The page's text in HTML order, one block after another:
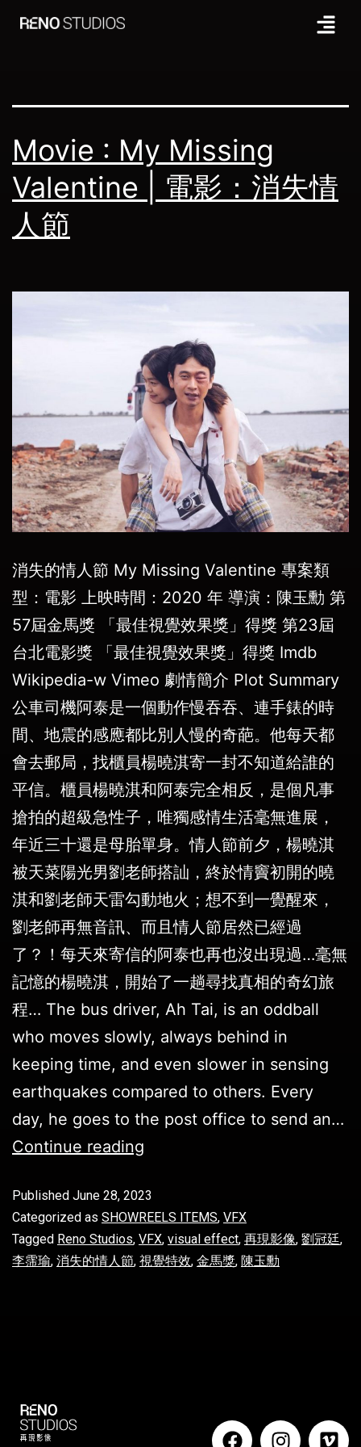
Tag:
Movie : My Missing
Valentine | 電影：消失情
人節
消失的情人節 My Missing Valentine 專案類
型：電影 上映時間：2020 年 導演：陳玉勳 第
57屆金馬獎 「最佳視覺效果獎」得獎 第23屆
台北電影獎 「最佳視覺效果獎」得獎 Imdb
Wikipedia-w Vimeo 劇情簡介 Plot Summary
公車司機阿泰是一個動作慢吞吞、連手錶的時
間、地震的感應都比別人慢的奇葩。他每天都
會去郵局，找櫃員楊曉淇寄一封不知道給誰的
平信。櫃員楊曉淇和阿泰完全相反，是個凡事
搶拍的超級急性子，唯獨感情生活毫無進展，
年近三十還是母胎單身。情人節前夕，楊曉淇
被天菜陽光男劉老師搭訕，終於情竇初開的曉
淇和劉老師天雷勾動地火；想不到一覺醒來，
劉老師再無音訊、而且情人節居然已經過
了？！每天來寄信的阿泰也再也沒出現過…毫無
記憶的楊曉淇，開始了一趟尋找真相的奇幻旅
程… The bus driver, Ah Tai, is an oddball
who moves slowly, always behind in
keeping time, and even slower in sensing
earthquakes compared to others. Every
day, he goes to the post office to send an…
Continue reading
Published June 28, 2023
Categorized as SHOWREELS ITEMS, VFX
Tagged Reno Studios, VFX, visual effect, 再現影像, 劉冠廷,
李霈瑜, 消失的情人節, 視覺特效, 金馬獎, 陳玉勳